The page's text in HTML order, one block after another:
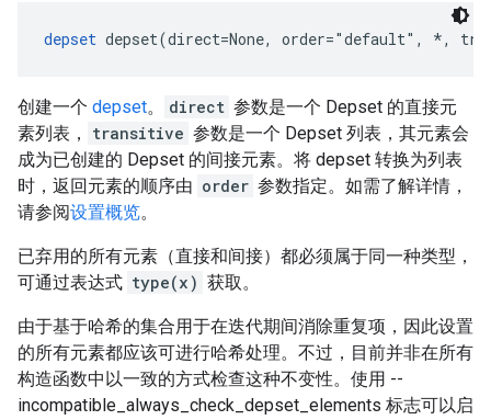
depset depset(direct=None, order="default", *,
创建一个 depset。 direct 参数是一个 Depset 的直接元
素列表，
transitive 参数是一个 Depset 列表，其元素会
成为已创建的 Depset 的间接元素。将 depset 转换为列表
时，返回元素的顺序由 order 参数指定。如需了解详情，
请参阅设置概览。
已弃用的所有元素（直接和间接）都必须属于同一种类型，
可通过表达式 type(x) 获取。
由于基于哈希的集合用于在迭代期间消除重复项，因此设置
的所有元素都应该可进行哈希处理。不过，目前并非在所有
构造函数中以一致的方式检查这种不变性。使用 --
incompatible_always_check_depset_elements 标志可以启